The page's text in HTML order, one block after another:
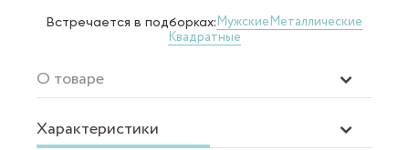
Встречается в подборках:МужскиеМеталлические
Квадратные
О товаре
Характеристики